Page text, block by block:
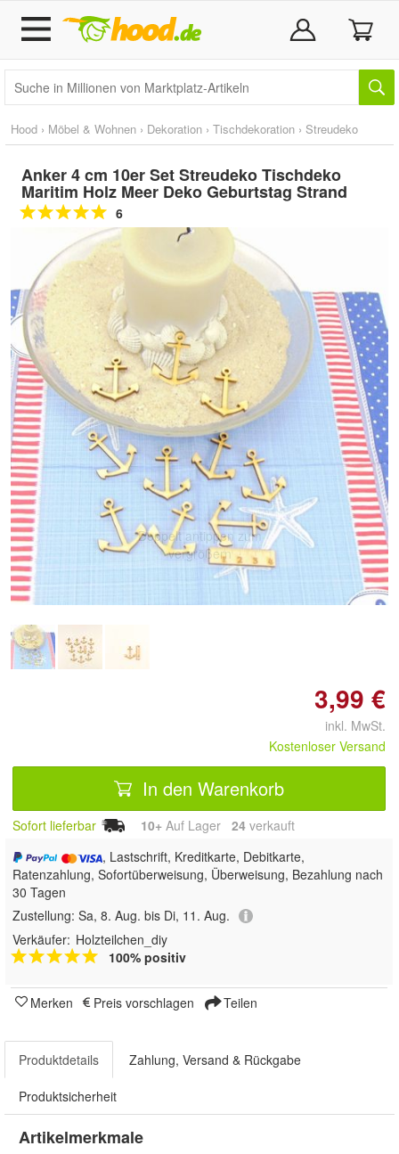
Hood › Möbel & Wohnen › Dekoration › Tischdekoration › Streudeko
Anker 4 cm 10er Set Streudeko Tischdeko
Maritim Holz Meer Deko Geburtstag Strand
6
Doppelt antippen zum
vergrößern
3,99 €
inkl. MwSt.
Kostenloser Versand
In den Warenkorb
Sofort lieferbar 10+ Auf Lager 24 verkauft
, Lastschrift, Kreditkarte, Debitkarte,
Ratenzahlung, Sofortüberweisung, Überweisung, Bezahlung nach
30 Tagen
Zustellung: Sa, 8. Aug. bis Di, 11. Aug.
Verkäufer: Holzteilchen_diy
100% positiv
Merken Preis vorschlagen Teilen
Produktdetails Zahlung, Versand & Rückgabe
Produktsicherheit
Artikelmerkmale